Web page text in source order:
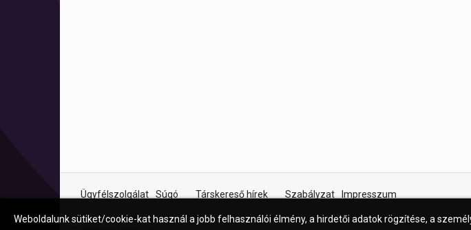
Ügyfélszolgálat Súgó Társkereső hírek Szabályzat Impresszum
Weboldalunk sütiket/cookie-kat használ a jobb felhasználói élmény, a hirdetői adatok rögzítése, a